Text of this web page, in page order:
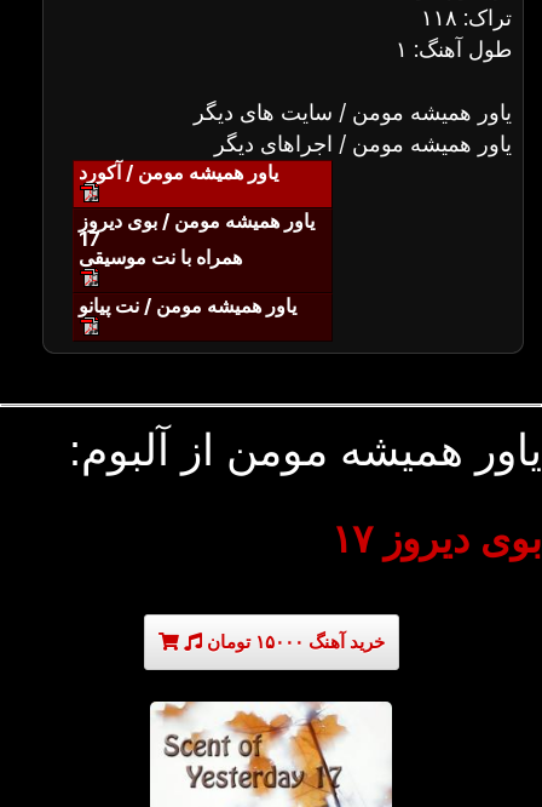
تراک: ۱۱۸
طول آهنگ: ۱
یاور همیشه مومن / سایت های دیگر
یاور همیشه مومن / اجراهای دیگر
یاور همیشه مومن / آکورد
یاور همیشه مومن / بوی دیروز
17
همراه با نت موسیقی
یاور همیشه مومن / نت پیانو
یاور همیشه مومن از آلبوم:
بوی دیروز ۱۷
خرید آهنگ ۱۵۰۰۰ تومان